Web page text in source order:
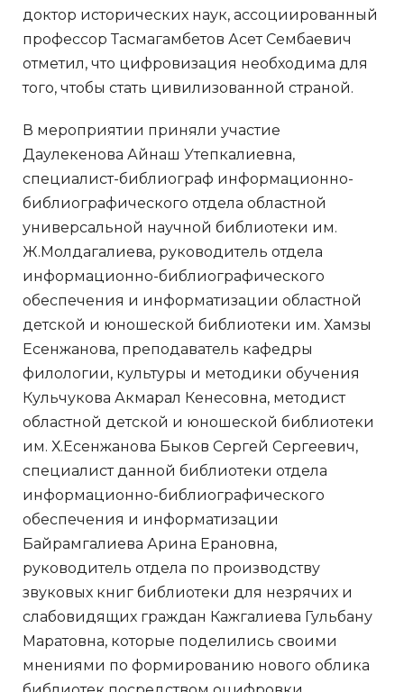
доктор исторических наук, ассоциированный
профессор Тасмагамбетов Асет Сембаевич
отметил, что цифровизация необходима для
того, чтобы стать цивилизованной страной.
В мероприятии приняли участие
Даулекенова Айнаш Утепкалиевна,
специалист-библиограф информационно-
библиографического отдела областной
универсальной научной библиотеки им.
Ж.Молдагалиева, руководитель отдела
информационно-библиографического
обеспечения и информатизации областной
детской и юношеской библиотеки им. Хамзы
Есенжанова, преподаватель кафедры
филологии, культуры и методики обучения
Кульчукова Акмарал Кенесовна, методист
областной детской и юношеской библиотеки
им. Х.Есенжанова Быков Сергей Сергеевич,
специалист данной библиотеки отдела
информационно-библиографического
обеспечения и информатизации
Байрамгалиева Арина Ерановна,
руководитель отдела по производству
звуковых книг библиотеки для незрячих и
слабовидящих граждан Кажгалиева Гульбану
Маратовна, которые поделились своими
мнениями по формированию нового облика